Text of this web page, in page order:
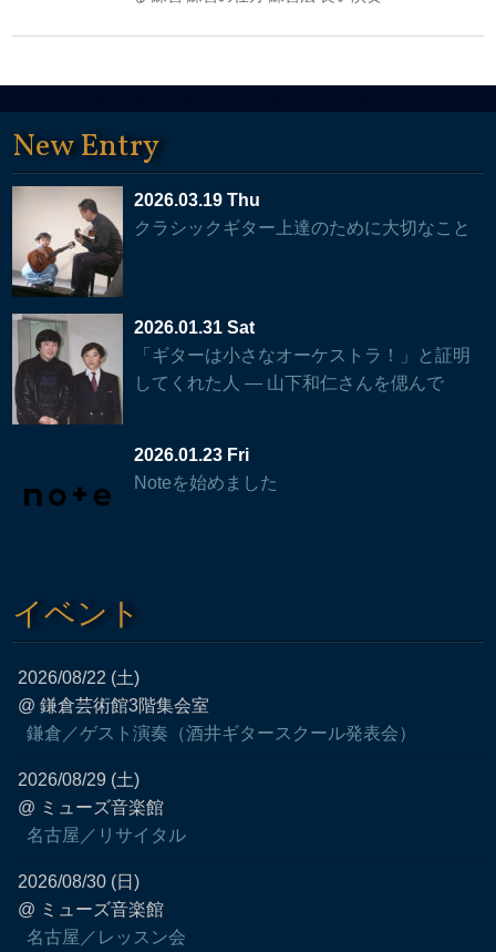
New Entry
2026.03.19 Thu
クラシックギター上達のために大切なこと
2026.01.31 Sat
「ギターは小さなオーケストラ！」と証明
してくれた人 — 山下和仁さんを偲んで
2026.01.23 Fri
Noteを始めました
イベント
2026/08/22 (土)
@ 鎌倉芸術館3階集会室
鎌倉／ゲスト演奏（酒井ギタースクール発表会）
2026/08/29 (土)
@ ミューズ音楽館
名古屋／リサイタル
2026/08/30 (日)
@ ミューズ音楽館
名古屋／レッスン会